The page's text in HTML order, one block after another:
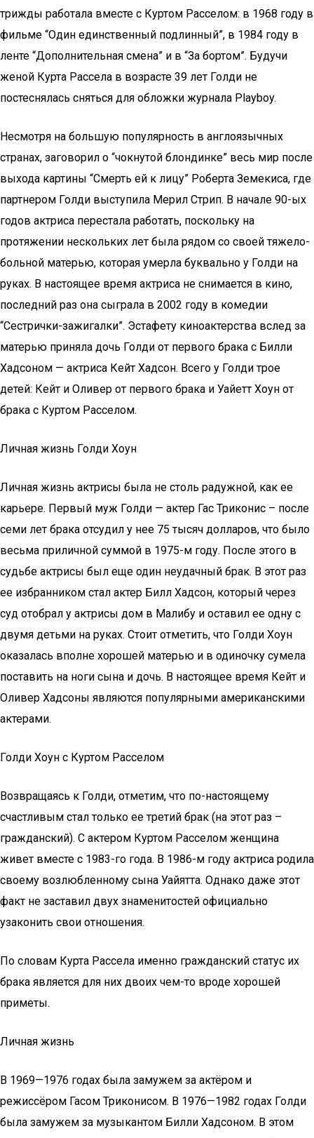
трижды работала вместе с Куртом Расселом: в 1968 году в
фильме “Один единственный подлинный”, в 1984 году в
ленте “Дополнительная смена” и в “За бортом”. Будучи
женой Курта Рассела в возрасте 39 лет Голди не
постеснялась сняться для обложки журнала Playboy.
Несмотря на большую популярность в англоязычных
странах, заговорил о “чокнутой блондинке” весь мир после
выхода картины “Смерть ей к лицу” Роберта Земекиса, где
партнером Голди выступила Мерил Стрип. В начале 90-ых
годов актриса перестала работать, поскольку на
протяжении нескольких лет была рядом со своей тяжело-
больной матерью, которая умерла буквально у Голди на
руках. В настоящее время актриса не снимается в кино,
последний раз она сыграла в 2002 году в комедии
“Сестрички-зажигалки”. Эстафету киноактерства вслед за
матерью приняла дочь Голди от первого брака с Билли
Хадсоном — актриса Кейт Хадсон. Всего у Голди трое
детей: Кейт и Оливер от первого брака и Уайетт Хоун от
брака с Куртом Расселом.
Личная жизнь Голди Хоун
Личная жизнь актрисы была не столь радужной, как ее
карьере. Первый муж Голди — актер Гас Триконис – после
семи лет брака отсудил у нее 75 тысяч долларов, что было
весьма приличной суммой в 1975-м году. После этого в
судьбе актрисы был еще один неудачный брак. В этот раз
ее избранником стал актер Билл Хадсон, который через
суд отобрал у актрисы дом в Малибу и оставил ее одну с
двумя детьми на руках. Стоит отметить, что Голди Хоун
оказалась вполне хорошей матерью и в одиночку сумела
поставить на ноги сына и дочь. В настоящее время Кейт и
Оливер Хадсоны являются популярными американскими
актерами.
Голди Хоун с Куртом Расселом
Возвращаясь к Голди, отметим, что по-настоящему
счастливым стал только ее третий брак (на этот раз –
гражданский). С актером Куртом Расселом женщина
живет вместе с 1983-го года. В 1986-м году актриса родила
своему возлюбленному сына Уайятта. Однако даже этот
факт не заставил двух знаменитостей официально
узаконить свои отношения.
По словам Курта Рассела именно гражданский статус их
брака является для них двоих чем-то вроде хорошей
приметы.
Личная жизнь
В 1969—1976 годах была замужем за актёром и
режиссёром Гасом Триконисом. В 1976—1982 годах Голди
была замужем за музыкантом Билли Хадсоном. В этом